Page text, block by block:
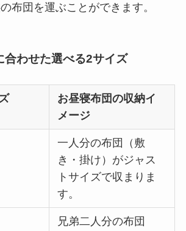
布団を運ぶことができます。
合わせた選べる2サイズ
お昼寝布団の収納イ
メージ
一人分の布団（敷
き・掛け）がジャス
トサイズで収まりま
す。
兄弟二人分の布団